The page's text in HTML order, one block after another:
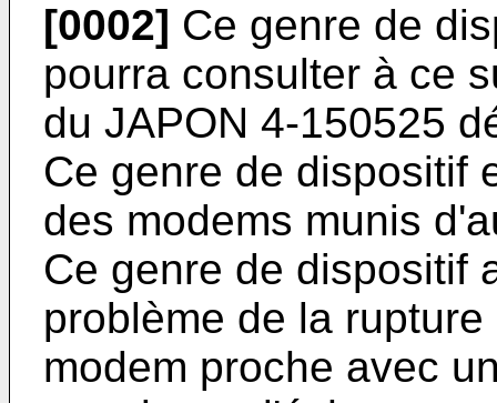
[0002] Ce genre de
pourra consulter à ce
du JAPON 4-150525
Ce genre de dispositif
des modems munis
Ce genre de dispositif
problème de la
modem proche avec